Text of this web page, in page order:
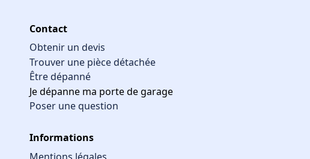
Contact
Obtenir un devis
Trouver une pièce détachée
Être dépanné
Je dépanne ma porte de garage
Poser une question
Informations
Mentions légales